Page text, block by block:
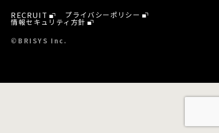
RECRUIT プライバシーポリシー
情報セキュリティ方針
©BRISYS Inc.